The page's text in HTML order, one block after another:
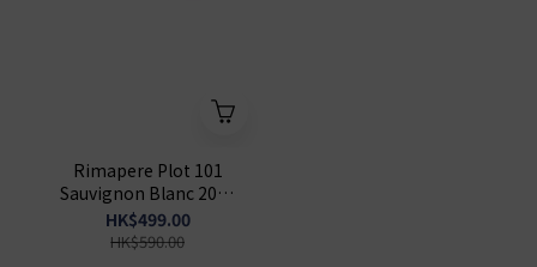
Rimapere Plot 101
Sauvignon Blanc 2023
750ml 2支禮盒裝
HK$499.00
HK$590.00